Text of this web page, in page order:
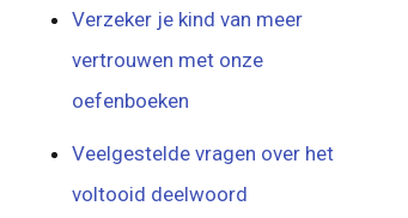
Verzeker je kind van meer
vertrouwen met onze
oefenboeken
Veelgestelde vragen over het
voltooid deelwoord